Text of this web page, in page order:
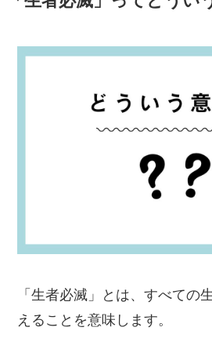
「生者必滅」とは、すべての
えることを意味します。